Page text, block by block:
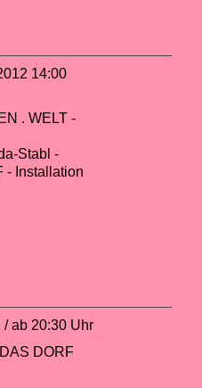
14:00
. WELT -
Stabl -
- Installation
/ ab 20:30 Uhr
DORF